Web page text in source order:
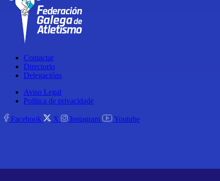
Contactar
Directorio
Delegacións
Aviso Legal
Política de privacidade
Facebook X Instagram Youtube